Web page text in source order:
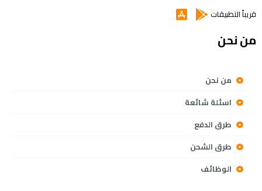
قريباً التطبيقات
من نحن
من نحن
اسئلة شائعة
طرق الدفع
طرق الشحن
الوظائف